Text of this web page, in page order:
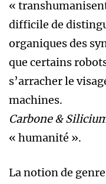
«
difficile de
organiques des
que certains
s’arracher le
machines.
Carbone &
« humanité ».
La notion de